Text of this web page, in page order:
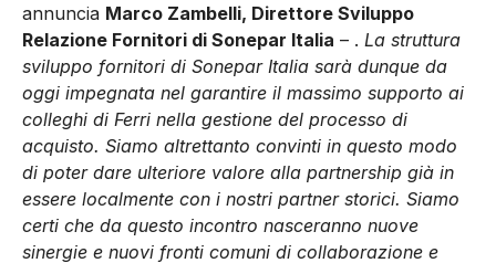
annuncia Marco Zambelli, Direttore Sviluppo
Relazione Fornitori di Sonepar Italia – . La struttura
sviluppo fornitori di Sonepar Italia sarà dunque da
oggi impegnata nel garantire il massimo supporto ai
colleghi di Ferri nella gestione del processo di
acquisto. Siamo altrettanto convinti in questo modo
di poter dare ulteriore valore alla partnership già in
essere localmente con i nostri partner storici. Siamo
certi che da questo incontro nasceranno nuove
sinergie e nuovi fronti comuni di collaborazione e